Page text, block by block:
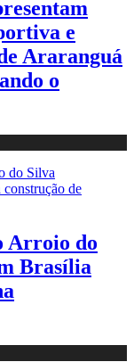
e
Araranguá
o
Arroio do
Brasília